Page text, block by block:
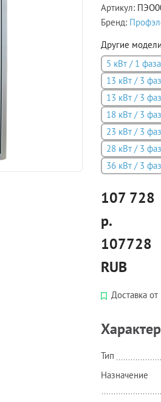
Артикул:
Бренд:
Другие
5 кВт / 1
13 кВт / 3
13 кВт / 3
18 кВт / 3
23 кВт / 3
28 кВт / 3
36 кВт / 3
107 728
р.
107728
RUB
Доставка
Тип
Назначение